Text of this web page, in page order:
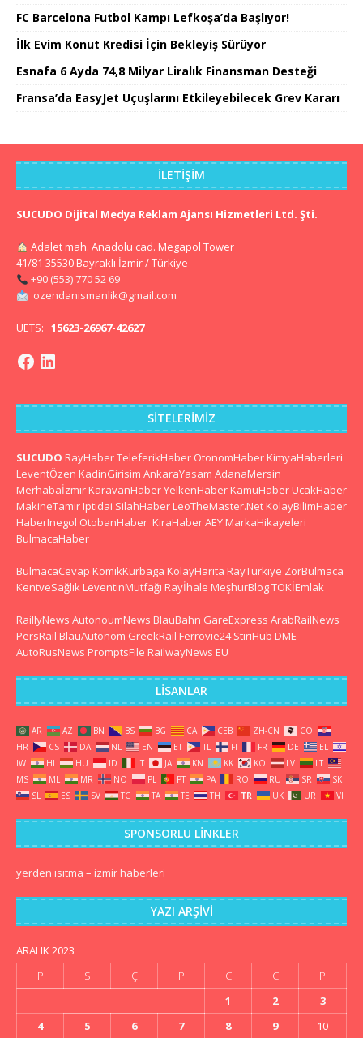
FC Barcelona Futbol Kampı Lefkoşa’da Başlıyor!
İlk Evim Konut Kredisi İçin Bekleyiş Sürüyor
Esnafa 6 Ayda 74,8 Milyar Liralık Finansman Desteği
Fransa’da EasyJet Uçuşlarını Etkileyebilecek Grev Kararı
İLETIŞIM
SUCUDO Dijital Medya Reklam Ajansı Hizmetleri Ltd. Şti.
Adalet mah. Anadolu cad. Megapol Tower
41/81 35530 Bayraklı İzmir / Türkiye
+90 (553) 770 52 69
ozendanismanlik@gmail.com
UETS: 15623-26967-42627
SITELERIMIZ
SUCUDO RayHaberTeleferikHaber OtonomHaber KimyaHaberleri
LeventÖzen KadinGirisim AnkaraYasam AdanaMersin
Merhabaİzmir KaravanHaberYelkenHaber KamuHaber UcakHaber
MakineTamir Iptidai SilahHaber LeoTheMaster.Net KolayBilimHaber
HaberInegol OtobanHaber KiraHaberAEY MarkaHikayeleri
BulmacaHaber
BulmacaCevap KomikKurbaga KolayHarita RayTurkiye ZorBulmaca
KentveSağlık LeventinMutfağı Rayİhale MeşhurBlogTOKİEmlak
RaillyNews AutonoumNews BlauBahn GareExpress ArabRailNews
PersRail BlauAutonom GreekRail Ferrovie24 StiriHub DME
AutoRusNews PromptsFile RailwayNews EU
LISANLAR
AR AZ BN BS BG CA CEB ZH-CN
CO
HR
CS DA NL EN ET TL FI FR DE
EL
IW
HI HU ID IT JA KN KK KO LV
LT
MS
ML MR NO PL PT PA RO RU SR
SK
SL
ES SV TG TA TE TH TR UK UR VI
SPONSORLU LINKLER
yerden ısıtma – izmir haberleri
YAZI ARŞIVI
ARALIK 2023
P
S Ç P C C
P
1
2
3
4
5 6 7 8 9 10